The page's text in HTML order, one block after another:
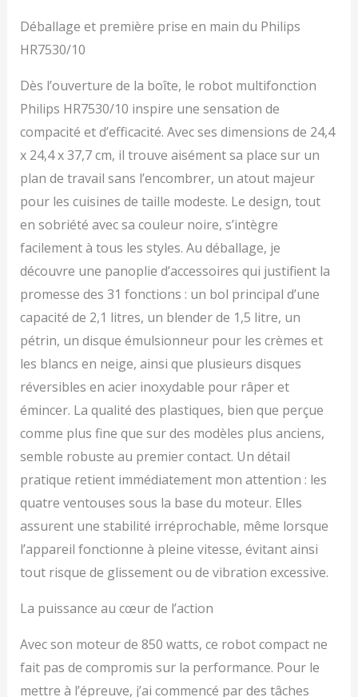
Vos préparations sans
les ingrédients, de la
pâte à pain aux légumes
durs, du fromage au
chocolat - Tranche et
râpe facilement
Préparation rapide - La
combine une forme de
lame, un angle de coupe
et un bol conçus pour
des résultats parfaits -
La grande cheminée
permet de glisser de
plus gros morceaux
Jusqu'à 5 portions en une
seule fois : design
compact avec grand bol
de 2,1 L - 5 portions de
soupe à la fois - Tous les
accessoires passent au
lave-vaisselle et se
rangent dans le bol
Contenu de la boite :
petit robot
multifonction, bloc
lames, presse-agrumes,
émulsionneur, disque
pour frites, bol mixeur,
disque réversible, boîte
Déballage et première prise en main du Philips
HR7530/10
Dès l’ouverture de la boîte, le robot multifonction
Philips HR7530/10 inspire une sensation de
compacité et d’efficacité. Avec ses dimensions de 24,4
x 24,4 x 37,7 cm, il trouve aisément sa place sur un
plan de travail sans l’encombrer, un atout majeur
pour les cuisines de taille modeste. Le design, tout
en sobriété avec sa couleur noire, s’intègre
facilement à tous les styles. Au déballage, je
découvre une panoplie d’accessoires qui justifient la
promesse des 31 fonctions : un bol principal d’une
capacité de 2,1 litres, un blender de 1,5 litre, un
pétrin, un disque émulsionneur pour les crèmes et
les blancs en neige, ainsi que plusieurs disques
réversibles en acier inoxydable pour râper et
émincer. La qualité des plastiques, bien que perçue
comme plus fine que sur des modèles plus anciens,
semble robuste au premier contact. Un détail
pratique retient immédiatement mon attention : les
quatre ventouses sous la base du moteur. Elles
assurent une stabilité irréprochable, même lorsque
l’appareil fonctionne à pleine vitesse, évitant ainsi
tout risque de glissement ou de vibration excessive.
La puissance au cœur de l’action
Avec son moteur de 850 watts, ce robot compact ne
fait pas de compromis sur la performance. Pour le
mettre à l’épreuve, j’ai commencé par des tâches